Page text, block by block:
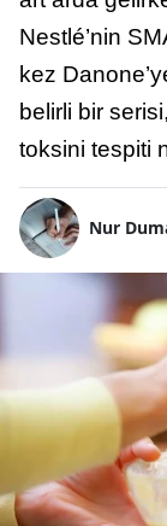
Nestlé’nin
kez
belirli bir
toksini tespiti
Nur